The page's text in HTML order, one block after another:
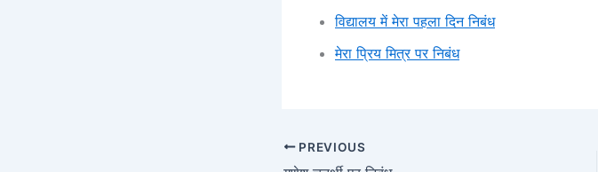
विद्यालय में मेरा पहला दिन निबंध
मेरा प्रिय मित्र पर निबंध
PREVIOUS